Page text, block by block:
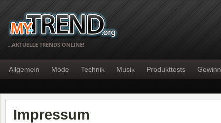
…AKTUELLE TRENDS ONLINE!
Allgemein Mode Technik Musik Produkttests
Impressum